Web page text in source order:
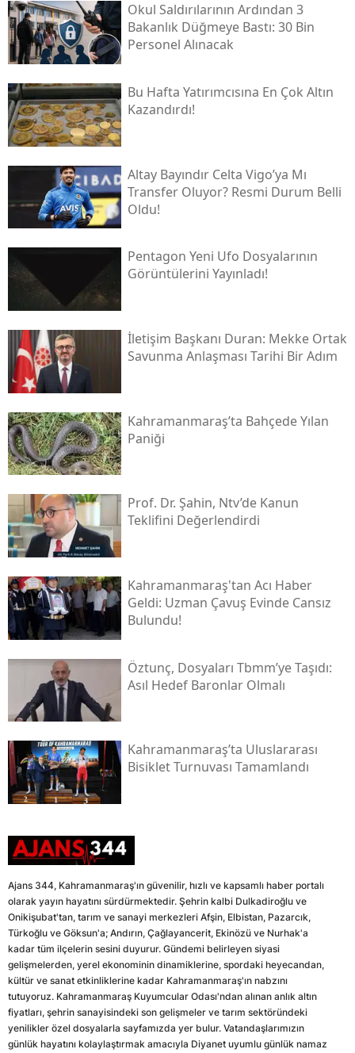
Okul Saldırılarının Ardından 3
Bakanlık Düğmeye Bastı: 30 Bin
Personel Alınacak
Bu Hafta Yatırımcısına En Çok Altın
Kazandırdı!
Altay Bayındır Celta Vigo’ya Mı
Transfer Oluyor? Resmi Durum Belli
Oldu!
Pentagon Yeni Ufo Dosyalarının
Görüntülerini Yayınladı!
İletişim Başkanı Duran: Mekke Ortak
Savunma Anlaşması Tarihi Bir Adım
Kahramanmaraş’ta Bahçede Yılan
Paniği
Prof. Dr. Şahin, Ntv’de Kanun
Teklifini Değerlendirdi
Kahramanmaraş'tan Acı Haber
Geldi: Uzman Çavuş Evinde Cansız
Bulundu!
Öztunç, Dosyaları Tbmm’ye Taşıdı:
Asıl Hedef Baronlar Olmalı
Kahramanmaraş’ta Uluslararası
Bisiklet Turnuvası Tamamlandı
Ajans 344, Kahramanmaraş'ın güvenilir, hızlı ve kapsamlı haber portalı
olarak yayın hayatını sürdürmektedir. Şehrin kalbi Dulkadiroğlu ve
Onikişubat'tan, tarım ve sanayi merkezleri Afşin, Elbistan, Pazarcık,
Türkoğlu ve Göksun'a; Andırın, Çağlayancerit, Ekinözü ve Nurhak'a
kadar tüm ilçelerin sesini duyurur. Gündemi belirleyen siyasi
gelişmelerden, yerel ekonominin dinamiklerine, spordaki heyecandan,
kültür ve sanat etkinliklerine kadar Kahramanmaraş'ın nabzını
tutuyoruz. Kahramanmaraş Kuyumcular Odası'ndan alınan anlık altın
fiyatları, şehrin sanayisindeki son gelişmeler ve tarım sektöründeki
yenilikler özel dosyalarla sayfamızda yer bulur. Vatandaşlarımızın
günlük hayatını kolaylaştırmak amacıyla Diyanet uyumlu günlük namaz